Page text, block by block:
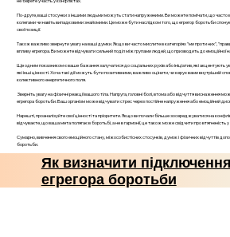
По-друге, ваші стосунки з іншими людьми можуть стати напруженими. Ви можете помічати, що часто
колегами чи навіть випадковими знайомими. Це може бути наслідком того, що егрегор боротьби
свої позиції.
Також важливо звернути увагу на ваші думки. Якщо ви часто мислите в категоріях "ми проти них",
впливу егрегора. Ви можете відчувати сильний поділ між групами людей, що призводить до емоційної
Ще одним показником є ваше бажання залучатися до соціальних рухів або ініціатив, які акцентують
які інші цінності. Хоча такі дії можуть бути позитивними, важливо оцінити, чи керує вами внутрішній
колективного енергетичного поля.
Зверніть увагу на фізичні реакції вашого тіла. Напруга, головні болі, втома або відчуття виснаження
егрегора боротьби. Ваш організм може відчувати стрес через постійне напруження або емоційний
Нарешті, проаналізуйте свої цінності та пріоритети. Якщо ви почали більше зосереджуватися на
відчуваєте, що ваша мета полягає в боротьбі, а не в гармонії, це також може свідчити про втягненість у
Сумарно, вивчення свого емоційного стану, міжособистісних стосунків, думок і фізичних відчуттів
боротьби.
Як визначити
егрегора боротьби